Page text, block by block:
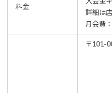
料金
詳細は
月会費
〒101-